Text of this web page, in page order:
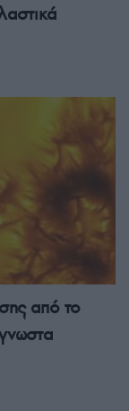
από το